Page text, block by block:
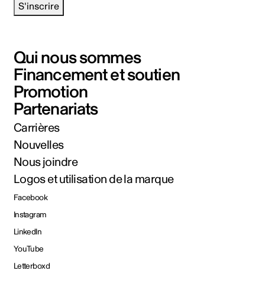
S'inscrire
Qui nous sommes
Financement et soutien
Promotion
Partenariats
Carrières
Nouvelles
Nous joindre
Logos et utilisation de la marque
Facebook
Instagram
LinkedIn
YouTube
Letterboxd